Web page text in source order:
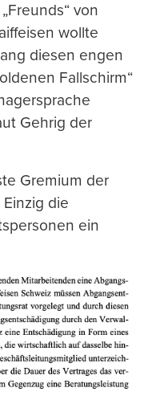
von
wollte
diesen engen
Fallschirm“
Gehrig der
Gremium der
die
ein